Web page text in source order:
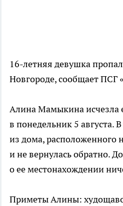
16-летняя девушка
Новгороде, сообщает ПСГ
Алина Мамыкина исчезла
в понедельник 5 августа.
из дома, расположенного
и не вернулась обратно.
о ее местонахождении
Приметы Алины: